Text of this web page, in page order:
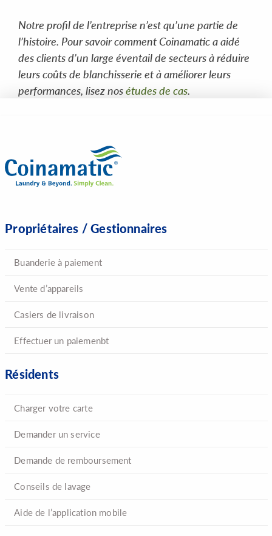
Notre profil de l’entreprise n’est qu’une partie de
l’histoire. Pour savoir comment Coinamatic a aidé
des clients d’un large éventail de secteurs à réduire
leurs coûts de blanchisserie et à améliorer leurs
performances, lisez nosétudes de cas.
Propriétaires / Gestionnaires
Buanderie à paiement
Vente d’appareils
Casiers de livraison
Effectuer un paiemenbt
Résidents
Charger votre carte
Demander un service
Demande de remboursement
Conseils de lavage
Aide de l’application mobile